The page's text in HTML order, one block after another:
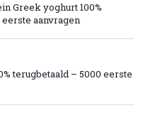
Greek yoghurt 100%
aanvragen
terugbetaald – 5000 eerste